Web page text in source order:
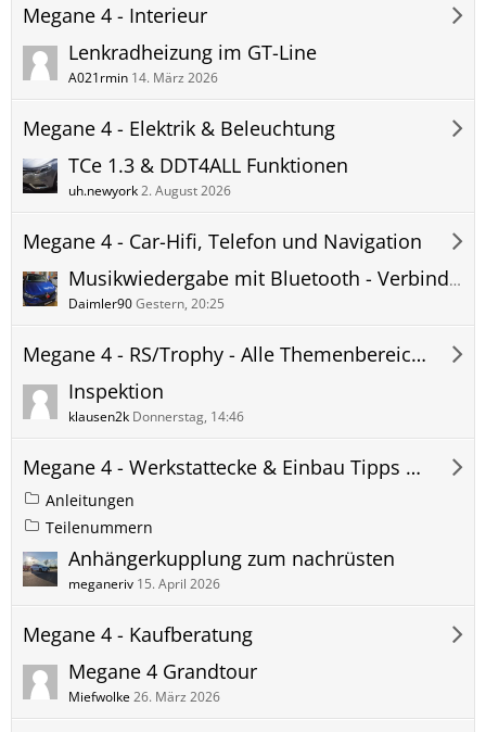
Megane 4 - Interieur
Lenkradheizung im GT-Line
A021rmin 14. März 2026
Megane 4 - Elektrik & Beleuchtung
TCe 1.3 & DDT4ALL Funktionen
uh.newyork2. August 2026
Megane 4 - Car-Hifi, Telefon und Navigation
Musikwiedergabe mit Bluetooth - Verbindung beibehalten bei jedem Neustart?
Daimler90Gestern, 20:25
Megane 4 - RS/Trophy - Alle Themenbereiche
Inspektion
klausen2k Donnerstag, 14:46
Megane 4 - Werkstattecke & Einbau Tipps & Tricks
Anleitungen
Teilenummern
Anhängerkupplung zum nachrüsten
meganeriv 15. April 2026
Megane 4 - Kaufberatung
Megane 4 Grandtour
Miefwolke26. März 2026